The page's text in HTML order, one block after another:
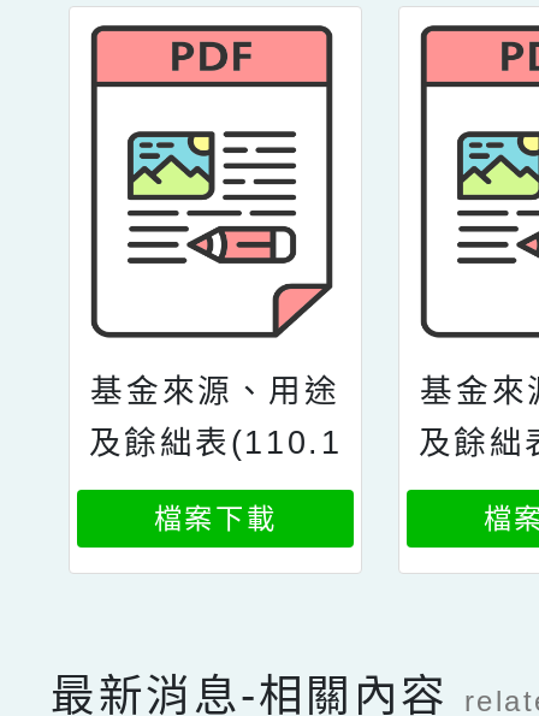
基金來源、用途
及餘絀表(110.1
1)
檔案下載
基金來
及餘
檔
最新消息-相關內容